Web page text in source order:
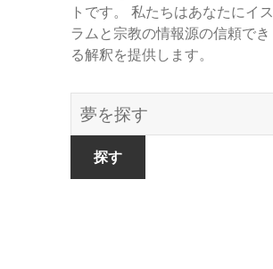
トです。 私たちはあなたにイス
ラムと宗教の情報源の信頼でき
る解釈を提供します。
夢
の